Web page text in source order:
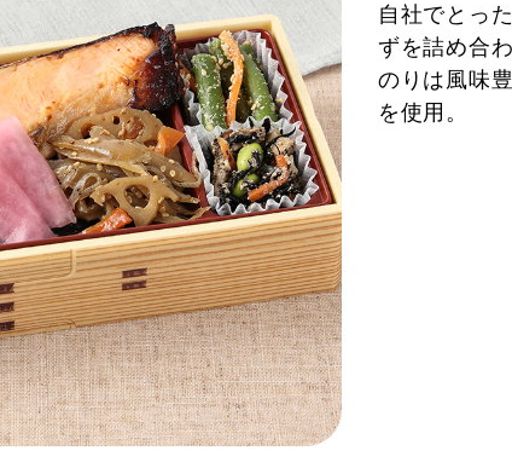
自社でとっ
ずを詰め合
のりは風味
を使用。